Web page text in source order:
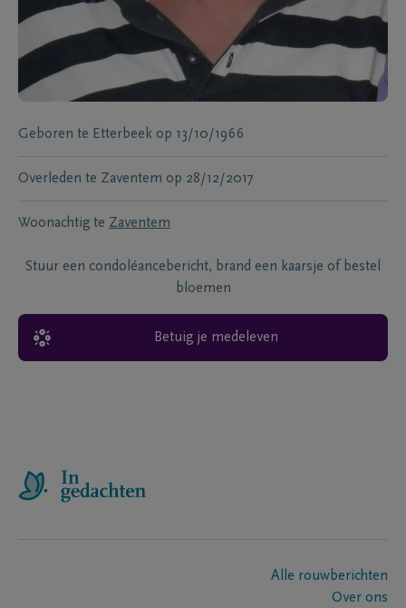
Geboren te Etterbeek op 13/10/1966
Overleden te Zaventem op 28/12/2017
Woonachtig te Zaventem
Stuur een condoléancebericht, brand een kaarsje of bestel
bloemen
Betuig je medeleven
Alle rouwberichten
Over ons